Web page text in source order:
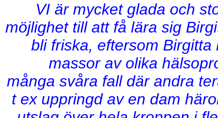
VI är mycket glada och
möjlighet till att få lära sig
bli friska, eftersom
massor av olika
många svåra fall där andra
t ex uppringd av en dam